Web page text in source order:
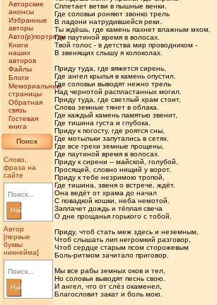
Авторские
анонсы
Избранные
авторы
Авто(р)портреты
Книги
наших
авторов
Файлы
Блоги
Мемориальные
страницы
Обратная
связь
Гостевая
книга
Поиск
Слово,
фраза на
сайте
Найти
Автор
[первые
буквы
никнейма]
Найти
Сплетает ветви в пышные венки.
Где соловьи роняют звонко трель
В ладони натрудившейся реки.
Ты ждёшь, где камень пахнет влажным мхом,
Где паутиной время в волосах.
Твой голос - в детства мир проводником -
В звенящих слышу я колоколах.
Приду туда, где вяжется сирень,
Где ангел крылья в камень опустил.
Где соловьи выводят нежно трель
Над чернотой распластанных могил.
Приду туда, где светлый храм стоит,
Слова земные тянет в облака.
Где каждый камень памятью звенит,
Где тишина густа и глубока.
Приду к погосту, где роятся сны,
Где мотыльки запутались в сетях.
Где все грехи земные прощены,
Где паутиной время в волосах.
Приду к сирени -- майской, голубой,
Просящей, словно нищий у ворот.
Приду к тебе незримою тропой,
Где тишина, звеня о встрече, ждёт.
Она ведёт от храма до начал
С повадкой кошки, неба немотой.
Заплачет дождь и тёплая свеча
О дне прощанья горького с тобой.
Приду, чтоб стать меж здесь и неземным,
Чтоб слышать лип негромкий разговор,
Чтоб сердце старым псом сторожевым
Боль-ритмом зачитало приговор.
Мы все рабы земных оков и тел,
Но соловьи выводят песнь свою.
И ангел, что от слёз окаменел,
Благословит закат и боль мою.